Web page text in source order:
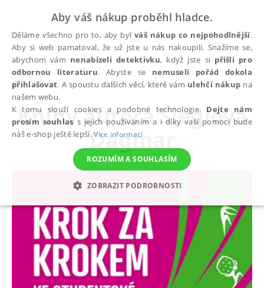
autoři Sieglová Dagmar
Knihy autoraSieglová
Dagmar
Aby váš nákup proběhl hladce.
Děláme všechno pro to, aby bylváš nákup co nejpohodlnější.
Aby si web pamatoval, že už jste u nás nakoupili. Snažíme se,
abychom vám nenabízeli detektivku, když jste si přišli pro
odbornou literaturu. Abyste se nemuseli pořád dokola
přihlašovat. A spoustu dalších věcí, které vám ulehčí nákup na
našem webu.
K tomu slouží cookies a podobné technologie. Dejte nám
prosím souhlas s jejich používáním a i díky vaší pomoci bude
náš e-shop ještě lepší.Více informací
ROZUMÍM A SOUHLASÍM
ZOBRAZIT PODROBNOSTI
NEZBYTNÉ ANALYTICKÉ MARKETINGOVÉ
FUNKČNÍ NEZAŘAZENÉ SOUBORY
Marketingové
Funkční